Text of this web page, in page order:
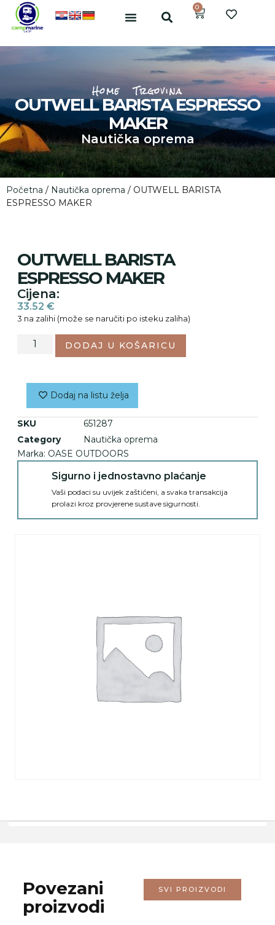
0
Home Trgovina
OUTWELL BARISTA ESPRESSO
MAKER
Nautička oprema
Početna / Nautička oprema / OUTWELL BARISTA
ESPRESSO MAKER
OUTWELL BARISTA
ESPRESSO MAKER
Cijena:
33.52 €
3 na zalihi (može se naručiti po isteku zaliha)
DODAJ U KOŠARICU
Dodaj na listu želja
SKU
651287
Category
Nautička oprema
Marka: OASE OUTDOORS
Sigurno i jednostavno plaćanje
Vaši podaci su uvijek zaštićeni, a svaka transakcija
prolazi kroz provjerene sustave sigurnosti.
Povezani
proizvodi
SVI PROIZVODI